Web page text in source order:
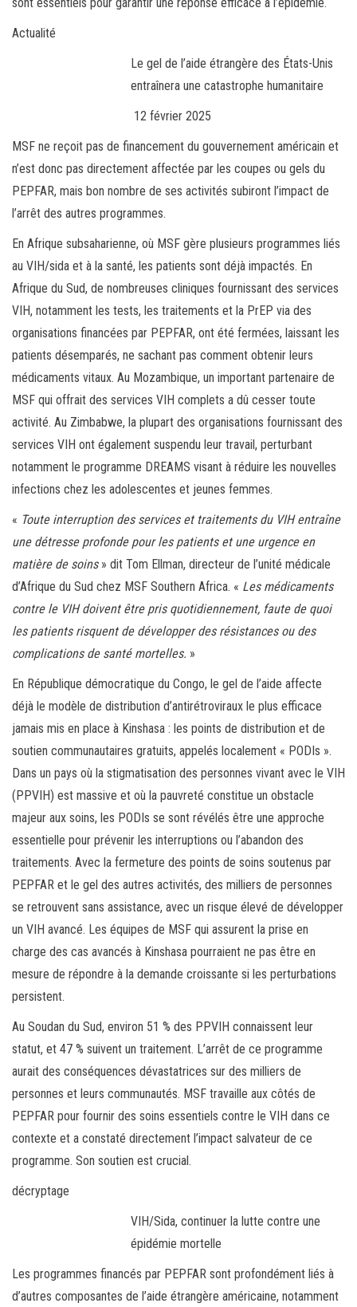
Actualité
Le gel de l’aide étrangère des États-Unis
entraînera une catastrophe humanitaire
12 février 2025
MSF ne reçoit pas de financement du gouvernement américain et
n’est donc pas directement affectée par les coupes ou gels du
PEPFAR, mais bon nombre de ses activités subiront l’impact de
l’arrêt des autres programmes.
En Afrique subsaharienne, où MSF gère plusieurs programmes liés
au VIH/sida et à la santé, les patients sont déjà impactés. En
Afrique du Sud, de nombreuses cliniques fournissant des services
VIH, notamment les tests, les traitements et la PrEP via des
organisations financées par PEPFAR, ont été fermées, laissant les
patients désemparés, ne sachant pas comment obtenir leurs
médicaments vitaux. Au Mozambique, un important partenaire de
MSF qui offrait des services VIH complets a dû cesser toute
activité. Au Zimbabwe, la plupart des organisations fournissant des
services VIH ont également suspendu leur travail, perturbant
notamment le programme DREAMS visant à réduire les nouvelles
infections chez les adolescentes et jeunes femmes.
« Toute interruption des services et traitements du VIH entraîne
une détresse profonde pour les patients et une urgence en
matière de soins » dit Tom Ellman, directeur de l’unité médicale
d’Afrique du Sud chez MSF Southern Africa. « Les médicaments
contre le VIH doivent être pris quotidiennement, faute de quoi
les patients risquent de développer des résistances ou des
complications de santé mortelles. »
En République démocratique du Congo, le gel de l’aide affecte
déjà le modèle de distribution d’antirétroviraux le plus efficace
jamais mis en place à Kinshasa : les points de distribution et de
soutien communautaires gratuits, appelés localement « PODIs ».
Dans un pays où la stigmatisation des personnes vivant avec le VIH
(PPVIH) est massive et où la pauvreté constitue un obstacle
majeur aux soins, les PODIs se sont révélés être une approche
essentielle pour prévenir les interruptions ou l’abandon des
traitements. Avec la fermeture des points de soins soutenus par
PEPFAR et le gel des autres activités, des milliers de personnes
se retrouvent sans assistance, avec un risque élevé de développer
un VIH avancé. Les équipes de MSF qui assurent la prise en
charge des cas avancés à Kinshasa pourraient ne pas être en
mesure de répondre à la demande croissante si les perturbations
persistent.
Au Soudan du Sud, environ 51 % des PPVIH connaissent leur
statut, et 47 % suivent un traitement. L’arrêt de ce programme
aurait des conséquences dévastatrices sur des milliers de
personnes et leurs communautés. MSF travaille aux côtés de
PEPFAR pour fournir des soins essentiels contre le VIH dans ce
contexte et a constaté directement l’impact salvateur de ce
programme. Son soutien est crucial.
décryptage
VIH/Sida, continuer la lutte contre une
épidémie mortelle
Les programmes financés par PEPFAR sont profondément liés à
d’autres composantes de l’aide étrangère américaine, notamment